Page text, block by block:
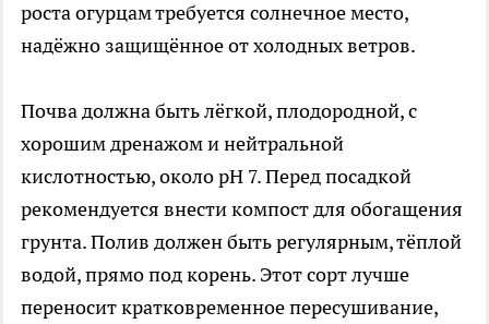
роста огурцам требуется солнечное место,
надёжно защищённое от холодных ветров.
Почва должна быть лёгкой, плодородной, с
хорошим дренажом и нейтральной
кислотностью, около pH 7. Перед посадкой
рекомендуется внести компост для обогащения
грунта. Полив должен быть регулярным, тёплой
водой, прямо под корень. Этот сорт лучше
переносит кратковременное пересушивание,